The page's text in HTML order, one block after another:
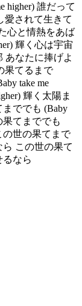
higher) 誰だって
愛されて生きて
心と情熱をあば
輝く心は宇宙
あなたに捧げよ
果てるまで
take me
輝く太陽ま
まででも (Baby
果てまででも
の世の果てまで
ら この世の果て
るなら